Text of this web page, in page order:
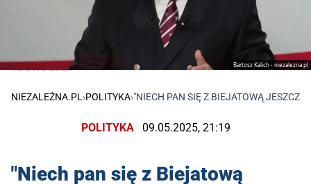
Bartosz Kalich - niezalezna.pl
Marek Jakubiak
NIEZALEŻNA.PL ›POLITYKA›"NIECH PAN SIĘ Z BIEJATOWĄ
POLITYKA 09.05.2025, 21:19
"Niech pan się z Biejatową